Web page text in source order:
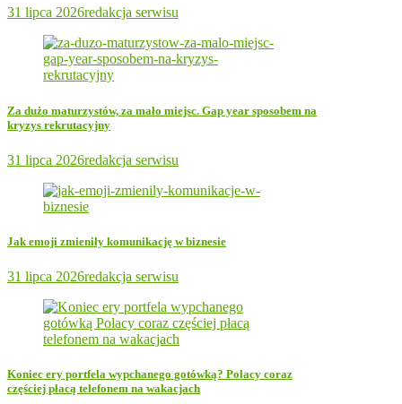
31 lipca 2026redakcja serwisu
Za dużo maturzystów, za mało miejsc. Gap year sposobem na
kryzys rekrutacyjny
31 lipca 2026redakcja serwisu
Jak emoji zmieniły komunikację w biznesie
31 lipca 2026redakcja serwisu
Koniec ery portfela wypchanego gotówką? Polacy coraz
częściej płacą telefonem na wakacjach